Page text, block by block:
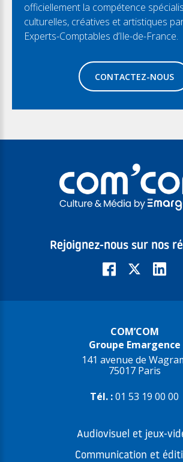
officiellement la compétence
culturelles, créatives et artistiques
Experts-Comptables d’Ile-de-France.
CONTACTEZ-NOUS
Rejoignez-nous sur nos
COM’COM
Groupe Emargence
141 avenue de
75017 Paris
Tél. :01 53 19 00 00
Audiovisuel et jeux-
Communication et